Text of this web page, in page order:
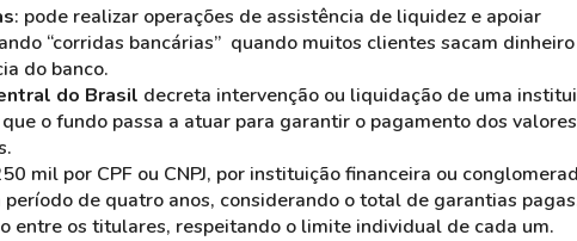
: pode realizar operações de assistência de liquidez e apoiar
“corridas bancárias” quando muitos clientes sacam
do banco.
do Brasil decreta intervenção ou liquidação de uma
o fundo passa a atuar para garantir o pagamento dos valores
mil por CPF ou CNPJ, por instituição financeira ou
de quatro anos, considerando o total de garantias
entre os titulares, respeitando o limite individual de cada um.